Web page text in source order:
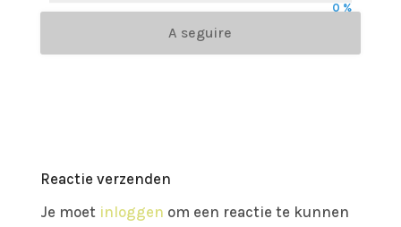
0 %
A seguire
Reactie verzenden
Je moet inloggen om een reactie te kunnen